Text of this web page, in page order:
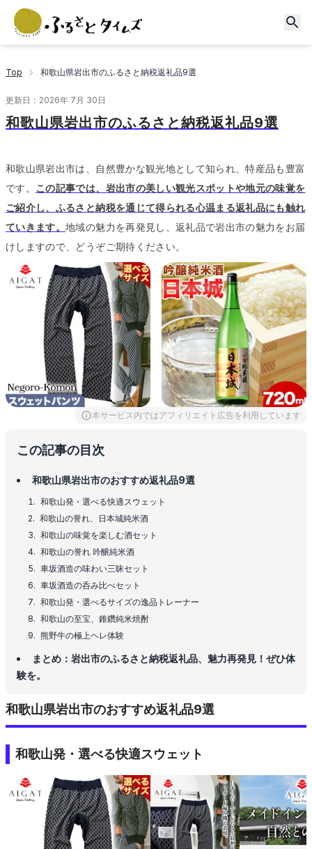
Top 和歌山県岩出市のふるさと納税返礼品9選
更新日： 2026年 7月 30日
和歌山県岩出市のふるさと納税返礼品9選
和歌山県岩出市は、自然豊かな観光地として知られ、特産品も豊富
です。 この記事では、岩出市の美しい観光スポットや地元の味覚を
ご紹介し、ふるさと納税を通じて得られる心温まる返礼品にも触れ
ていきます。地域の魅力を再発見し、返礼品で岩出市の魅力をお届
けしますので、どうぞご期待ください。
本サービス内ではアフィリエイト広告を利用しています
この記事の目次
和歌山県岩出市のおすすめ返礼品9選
和歌山発・選べる快適スウェット
和歌山の誉れ、日本城純米酒
和歌山の味覚を楽しむ酒セット
和歌山の誉れ 吟醸純米酒
車坂酒造の味わい三昧セット
車坂酒造の呑み比べセット
和歌山発・選べるサイズの逸品トレーナー
和歌山の至宝、錐鑽純米焼酎
熊野牛の極上ヘレ体験
まとめ：岩出市のふるさと納税返礼品、魅力再発見！ぜひ体
験を。
和歌山県岩出市のおすすめ返礼品9選
和歌山発・選べる快適スウェット